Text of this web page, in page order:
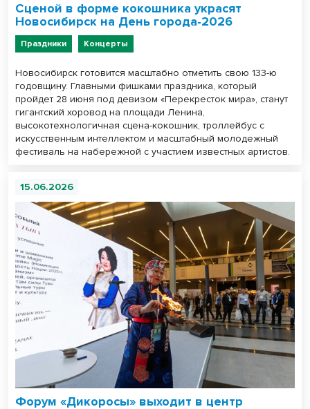
Сценой в форме кокошника украсят
Новосибирск на День города-2026
Праздники Концерты
Новосибирск готовится масштабно отметить свою 133-ю
годовщину. Главными фишками праздника, который
пройдет 28 июня под девизом «Перекресток мира», станут
гигантский хоровод на площади Ленина,
высокотехнологичная сцена-кокошник, троллейбус с
искусственным интеллектом и масштабный молодежный
фестиваль на набережной с участием известных артистов.
15.06.2026
Форум «Дикоросы» выходит в центр